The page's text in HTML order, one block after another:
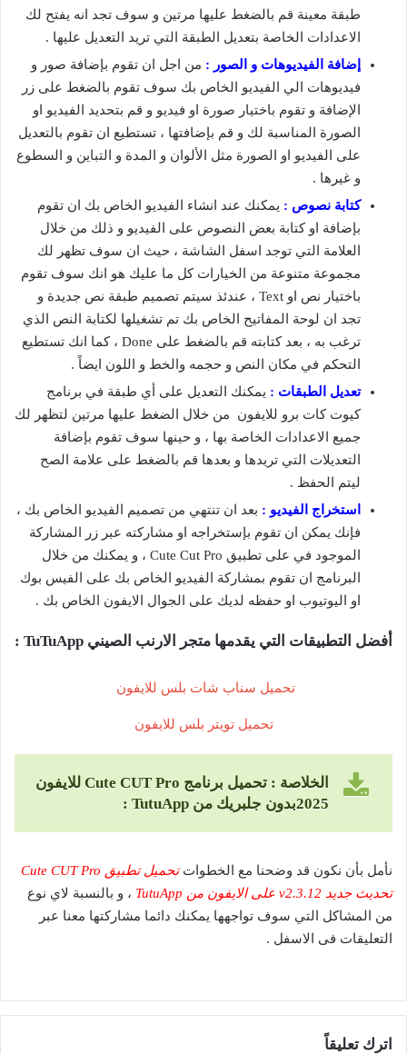
طبقة معينة قم بالضغط عليها مرتين و سوف تجد انه يفتح لك
الاعدادات الخاصة بتعديل الطبقة التي تريد التعديل عليها .
إضافة الفيديوهات و الصور : من اجل ان تقوم بإضافة صور و
فيديوهات الي الفيديو الخاص بك سوف تقوم بالضغط على زر
الإضافة و تقوم باختيار صورة او فيديو و قم بتحديد الفيديو او
الصورة المناسبة لك و قم بإضافتها ، تستطيع ان تقوم بالتعديل
على الفيديو او الصورة مثل الألوان و المدة و التباين و السطوع
و غيرها .
كتابة نصوص : يمكنك عند انشاء الفيديو الخاص بك ان تقوم
بإضافة او كتابة بعض النصوص على الفيديو و ذلك من خلال
العلامة التي توجد اسفل الشاشة ، حيث ان سوف تظهر لك
مجموعة متنوعة من الخيارات كل ما عليك هو انك سوف تقوم
باختيار نص او Text ، عندئذ سيتم تصميم طبقة نص جديدة و
تجد ان لوحة المفاتيح الخاص بك تم تشغيلها لكتابة النص الذي
ترغب به ، بعد كتابته قم بالضغط على Done ، كما انك تستطيع
التحكم في مكان النص و حجمه والخط و اللون ايضاً .
تعديل الطبقات : يمكنك التعديل على أي طبقة في برنامج
كيوت كات برو للايفون من خلال الضغط عليها مرتين لتظهر لك
جميع الاعدادات الخاصة بها ، و حينها سوف تقوم بإضافة
التعديلات التي تريدها و بعدها قم بالضغط على علامة الصح
ليتم الحفظ .
استخراج الفيديو : بعد ان تنتهي من تصميم الفيديو الخاص بك ،
فإنك يمكن ان تقوم بإستخراجه او مشاركته عبر زر المشاركة
الموجود في على تطبيق Cute Cut Pro ، و يمكنك من خلال
البرنامج ان تقوم بمشاركة الفيديو الخاص بك على الفيس بوك
او اليوتيوب او حفظه لديك على الجوال الايفون الخاص بك .
أفضل التطبيقات التي يقدمها متجر الارنب الصيني TuTuApp :
تحميل سناب شات بلس للايفون
تحميل تويتر بلس للايفون
الخلاصة : تحميل برنامج Cute CUT Pro للايفون
2025بدون جلبريك من
TutuApp
:
نأمل بأن نكون قد وضحنا مع الخطوات
تحميل تطبيق Cute CUT Pro
تحديث جديد v2.3.12 على الايفون من TutuApp
، و بالنسبة لاي نوع
من المشاكل التي سوف تواجهها يمكنك دائما مشاركتها معنا عبر
التعليقات فى الاسفل .
اترك تعليقاً